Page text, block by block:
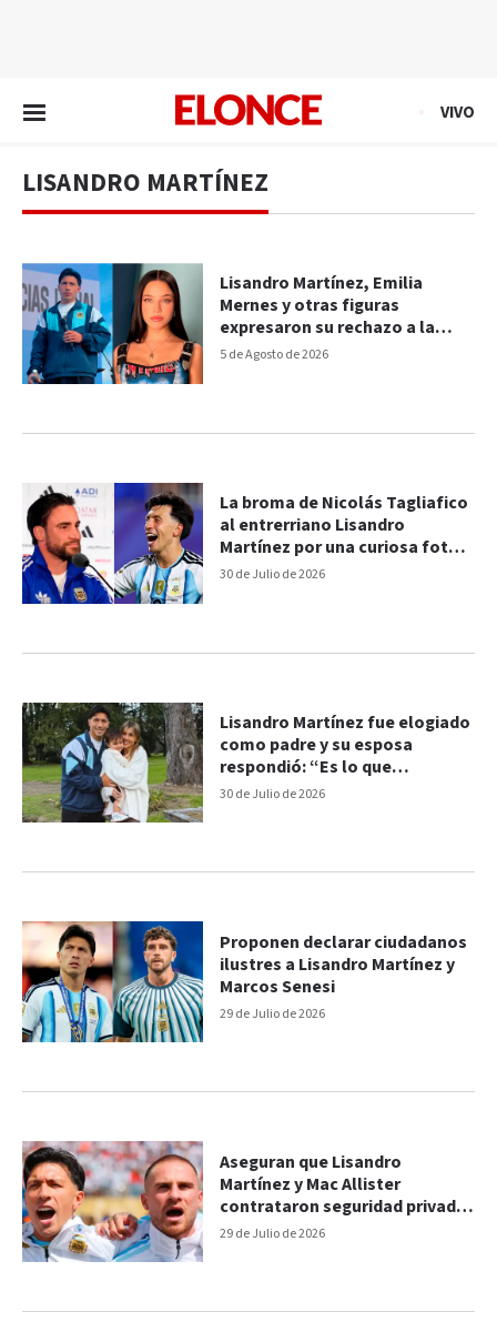
VIVO
LISANDRO MARTÍNEZ
5 de Agosto de 2026
Lisandro Martínez, Emilia
Mernes y otras figuras
expresaron su rechazo a la
reforma de la Ley de Tierras
30 de Julio de 2026
La broma de Nicolás Tagliafico
al entrerriano Lisandro
Martínez por una curiosa foto:
“Te voto”
30 de Julio de 2026
Lisandro Martínez fue elogiado
como padre y su esposa
respondió: “Es lo que
corresponde”
29 de Julio de 2026
Proponen declarar ciudadanos
ilustres a Lisandro Martínez y
Marcos Senesi
29 de Julio de 2026
Aseguran que Lisandro
Martínez y Mac Allister
contrataron seguridad privada
en Inglaterra